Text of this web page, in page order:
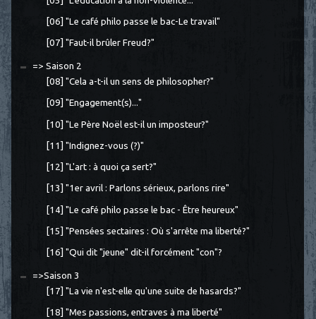
[06] "Le café philo passe le bac-Le travail"
[07] "Faut-il brûler Freud?"
=> Saison 2
[08] "Cela a-t-il un sens de philosopher?"
[09] "Engagement(s)..."
[10] "Le Père Noël est-il un imposteur?"
[11] "Indignez-vous (?)"
[12] "L'art : à quoi ça sert?"
[13] "1er avril : Parlons sérieux, parlons rire"
[14] "Le café philo passe le bac - Être heureux"
[15] "Pensées sectaires : Où s'arrête ma liberté?"
[16] "Qui dit "jeune" dit-il forcément "con"?
=>Saison 3
[17] "La vie n'est-elle qu'une suite de hasards?"
[18] "Mes passions, entraves à ma liberté"